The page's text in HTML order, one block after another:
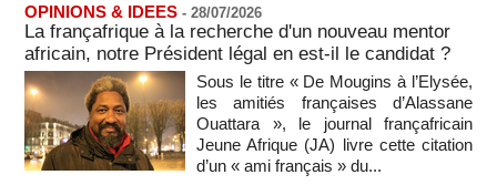
Le bilan des décès liés à la « migration massive » vers
Ceuta s'élève désormais à 14 personnes, selon une autorité
marocaine :
08/08/2026 -
Sénégal - Une revue de presse du 8 août 2026 (Par IA)
08/08/2026 -MOMO ALADJI
SENEGAL - Les Unes de la presse quotidienne du 8/9 août
OPINIONS & IDEES - 28/07/2026
La françafrique à la recherche d'un nouveau mentor
africain, notre Président légal en est-il le candidat ?
Sous le titre « De Mougins à l’Elysée,
les amitiés françaises d’Alassane
Ouattara », le journal françafricain
Jeune Afrique (JA) livre cette citation
d’un « ami français » du...